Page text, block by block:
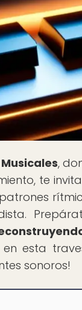
,
te
en esta
sonoros!